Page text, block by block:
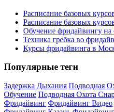
Расписание базовых
Расписание базовых
Обучение фридайвингу на
Техника гребка во
Курсы фридайвинга в
Популярные теги
Задержка Дыхания Подводная
Обучение Подводная Охота
Фридайвинг Фридайвинг Видео